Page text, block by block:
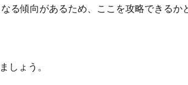
る傾向があるため、ここを攻略できるか
しょう。